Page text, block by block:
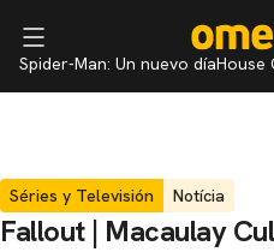
Spider-Man: Un nuevo díaHouse
Séries y Televisión Notícia
Fallout | Macaulay